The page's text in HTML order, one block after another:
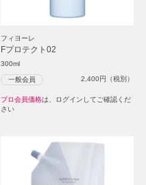
フィヨーレ
Fプロテクト02
300ml
一般会員 2,400円（税別）
プロ会員価格は、ログインしてご確認くだ
さい